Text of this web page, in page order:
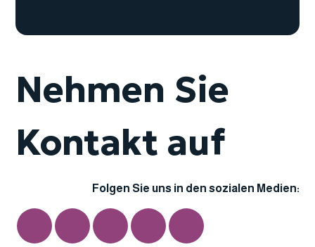
Nehmen Sie
Kontakt auf
Folgen Sie uns in den sozialen Medien: